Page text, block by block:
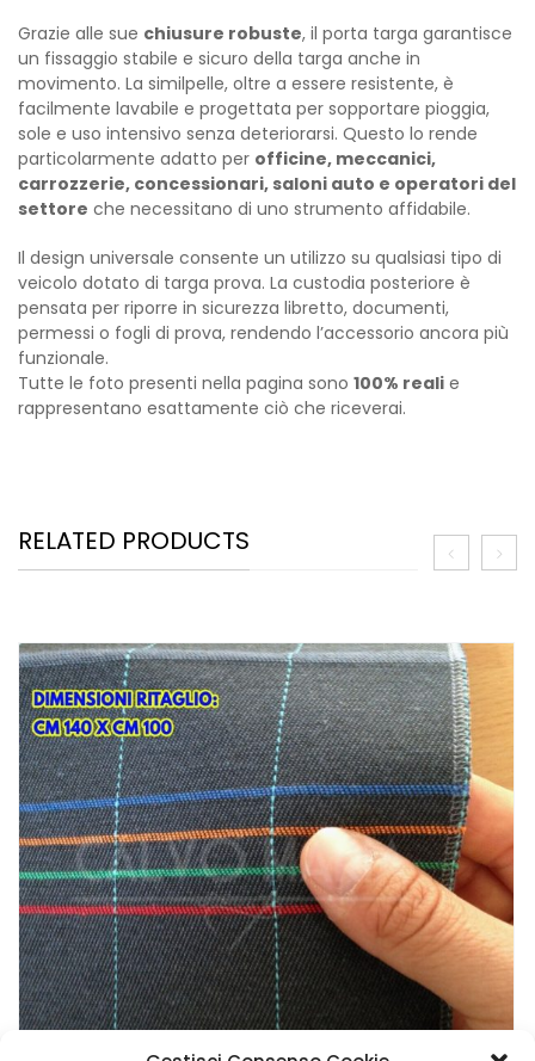
Grazie alle sue chiusure robuste, il porta targa garantisce
un fissaggio stabile e sicuro della targa anche in
movimento. La similpelle, oltre a essere resistente, è
facilmente lavabile e progettata per sopportare pioggia,
sole e uso intensivo senza deteriorarsi. Questo lo rende
particolarmente adatto per officine, meccanici,
carrozzerie, concessionari, saloni auto e operatori del
settore che necessitano di uno strumento affidabile.
Il design universale consente un utilizzo su qualsiasi tipo di
veicolo dotato di targa prova. La custodia posteriore è
pensata per riporre in sicurezza libretto, documenti,
permessi o fogli di prova, rendendo l’accessorio ancora più
funzionale.
Tutte le foto presenti nella pagina sono 100% reali e
rappresentano esattamente ciò che riceverai.
RELATED PRODUCTS